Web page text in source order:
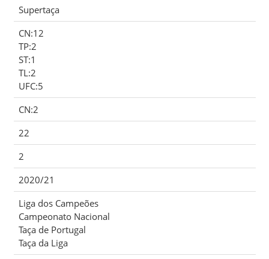
Supertaça
CN:12
TP:2
ST:1
TL:2
UFC:5
CN:2
22
2
2020/21
Liga dos Campeões
Campeonato Nacional
Taça de Portugal
Taça da Liga